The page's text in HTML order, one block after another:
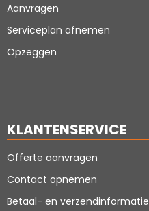
Aanvragen
Serviceplan afnemen
Opzeggen
KLANTENSERVICE
Offerte aanvragen
Contact opnemen
Betaal- en verzendinformatie